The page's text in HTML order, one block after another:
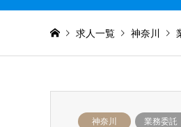
求人一覧 神奈川
神奈川 業務委託